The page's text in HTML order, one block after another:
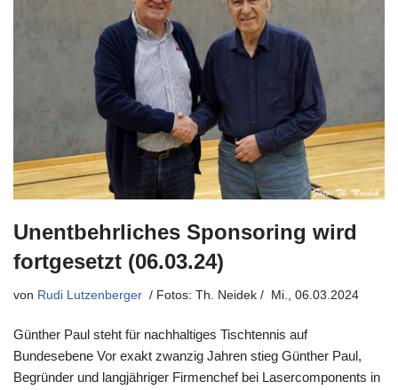
Unentbehrliches Sponsoring wird
fortgesetzt (06.03.24)
von Rudi Lutzenberger Mi., 06.03.2024
Günther Paul steht für nachhaltiges Tischtennis auf
Bundesebene Vor exakt zwanzig Jahren stieg Günther Paul,
Begründer und langjähriger Firmenchef bei Lasercomponents in